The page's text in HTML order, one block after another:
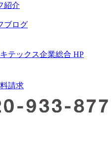
紹介
ブログ
テックス企業総合 HP
請求